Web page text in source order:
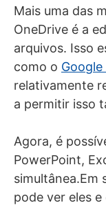
Mais uma das
OneDrive é a
arquivos. Isso
como o
relativamente
a permitir isso
Agora, é
PowerPoint,
simultânea.Em
pode ver eles